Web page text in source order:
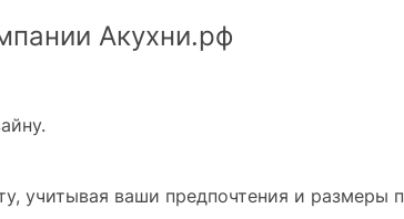
Акухни.рф
учитывая ваши предпочтения и размеры